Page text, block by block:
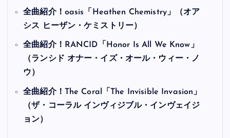
全曲紹介！oasis「Heathen Chemistry」（オア
シス ヒーザン・ケミストリー）
全曲紹介！RANCID「Honor Is All We Know」
（ランシド オナー・イズ・オール・ウィー・ノ
ウ）
全曲紹介！The Coral「The Invisible Invasion」
（ザ・コーラル インヴィジブル・インヴェイジ
ョン）